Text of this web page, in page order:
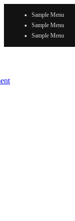
Sample Menu
Sample Menu
Sample Menu